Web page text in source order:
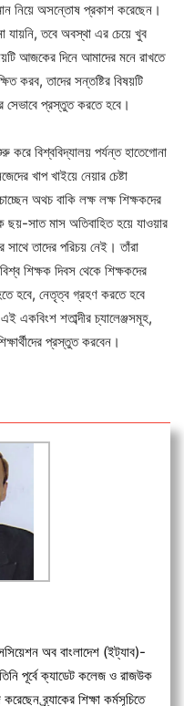
মান নিয়ে অসন্তোষ প্রকাশ করেছেন।
যায়নি, তবে অবস্থা এর চেয়ে খুব
আজকের দিনে আমাদের মনে রাখতে
করব, তাদের সন্তষ্টির বিষয়টি
সেভাবে প্রস্তুত করতে হবে।
করে বিশ্ববিদ্যালয় পর্যন্ত হাতেগোনা
খাপ খাইয়ে নেয়ার চেষ্টা
অথচ বাকি লক্ষ লক্ষ শিক্ষকদের
সাত মাস অতিবাহিত হয়ে যাওয়ার
তাদের পরিচয় নেই। তাঁরা
শিক্ষক দিবস থেকে শিক্ষকদের
হবে, নেতৃত্ব গ্রহণ করতে হবে
একবিংশ শতাব্দীর চ্যালেঞ্জসমূহ,
প্রস্তুত করবেন।
অব বাংলাদেশ (ইট্যাব)-
পূর্বে ক্যাডেট কলেজ ও রাজউক
ব্র্যাকের শিক্ষা কর্মসূচিতে